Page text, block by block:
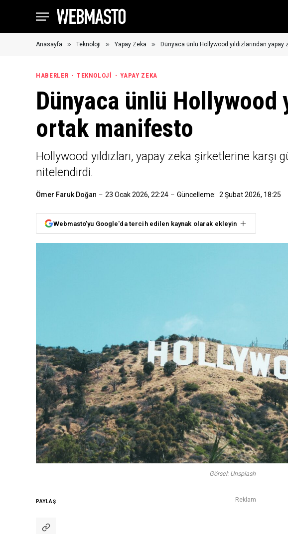
Anasayfa » Teknoloji » Yapay Zeka » Dünyaca ünlü Hollywood yıldızlarından
HABERLER TEKNOLOJI YAPAY ZEKA
Dünyaca ünlü Hollywood
ortak manifesto
Hollywood yıldızları, yapay zeka şirketlerine karşı
nitelendirdi.
Ömer Faruk Doğan 23 Ocak 2026, 22:24 Güncelleme: 2 Şubat 2026, 18:25
Webmasto'yu Google'da tercih edilen kaynak olarak ekleyin
Görsel: Unsplash
PAYLAŞ Reklam